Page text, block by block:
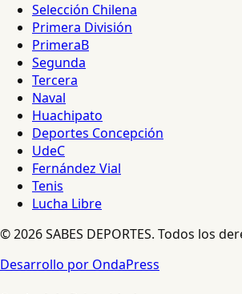
Selección Chilena
Primera División
PrimeraB
Segunda
Tercera
Naval
Huachipato
Deportes Concepción
UdeC
Fernández Vial
Tenis
Lucha Libre
© 2026 SABES DEPORTES. Todos los
Desarrollo por OndaPress